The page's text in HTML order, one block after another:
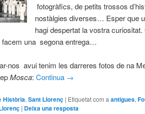
fotogràfics, de petits trossos
nostàlgies diverses… Esper que
hagi despertat la vostra
facem una segona entrega…
nos avui tenim les darreres fotos de na
Mosca:Continua →
Història,Sant Llorenç | Etiquetat com a antigues,
| Deixa una resposta